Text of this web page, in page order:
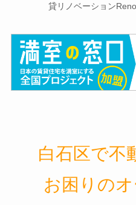
貸リノベーション
白石区で不
お困りの